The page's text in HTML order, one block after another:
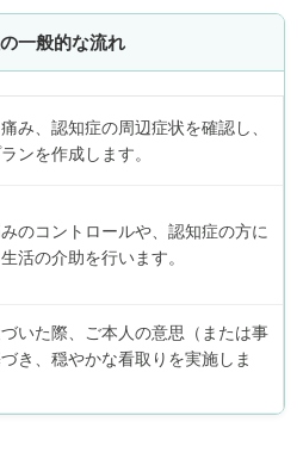
一般的な流れ
み、認知症の周辺症状を確認し、
ンを作成します。
のコントロールや、認知症の方に
活の介助を行います。
いた際、ご本人の意思（または事
き、穏やかな看取りを実施しま